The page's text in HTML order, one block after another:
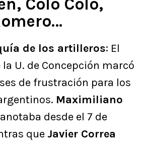
Colo Colo,
de los artilleros: El
U. de Concepción marcó
de frustración para los
Maximiliano
desde el 7 de
que Javier Correa